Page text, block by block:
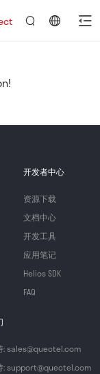
开发者中心
资源下载
文档中心
开发工具
应用笔记
Helios SDK
FAQ
: sales@quectel.com
: support@quectel.com